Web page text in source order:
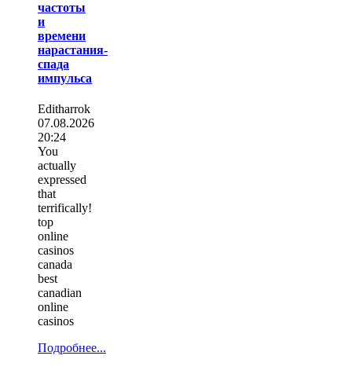
частоты
и
времени
нарастания-
спада
импульса
Editharrok
07.08.2026
20:24
You
actually
expressed
that
terrifically!
top
online
casinos
canada
best
canadian
online
casinos
Подробнее...